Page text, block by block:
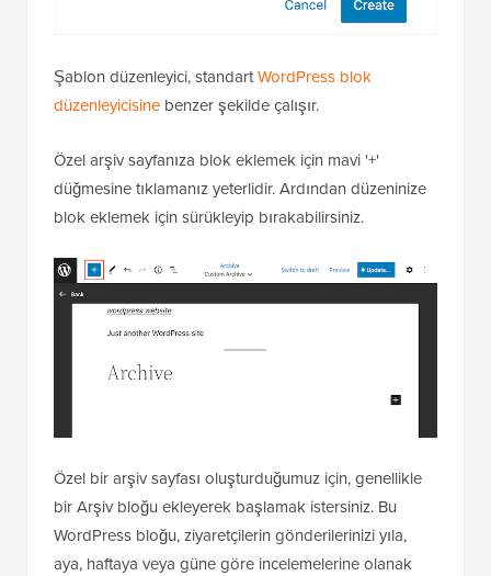
Şablon düzenleyici, standartWordPress blok
düzenleyicisine benzer şekilde çalışır.
Özel arşiv sayfanıza blok eklemek için mavi '+'
düğmesine tıklamanız yeterlidir. Ardından düzeninize
blok eklemek için sürükleyip bırakabilirsiniz.
Özel bir arşiv sayfası oluşturduğumuz için, genellikle
bir Arşiv bloğu ekleyerek başlamak istersiniz. Bu
WordPress bloğu, ziyaretçilerin gönderilerinizi yıla,
aya, haftaya veya güne göre incelemelerine olanak